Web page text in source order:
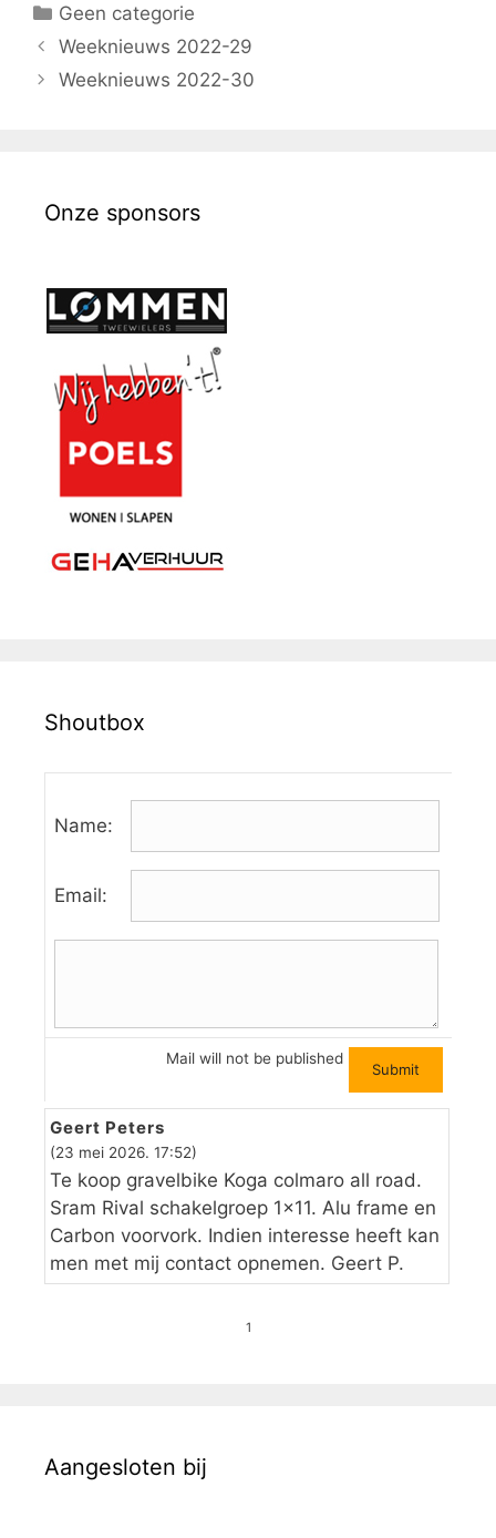
Geen categorie
Weeknieuws 2022-29
Weeknieuws 2022-30
Onze sponsors
Shoutbox
Name:
Email:
Mail will not be published
Geert Peters
(23 mei 2026. 17:52)
Te koop gravelbike Koga colmaro all road.
Sram Rival schakelgroep 1×11. Alu frame en
Carbon voorvork. Indien interesse heeft kan
men met mij contact opnemen. Geert P.
1
Aangesloten bij